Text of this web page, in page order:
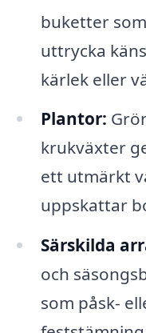
buketter
uttrycka
kärlek eller
Plantor:
krukväxter
ett utmärkt
uppskattar
Särskilda
och
som påsk-